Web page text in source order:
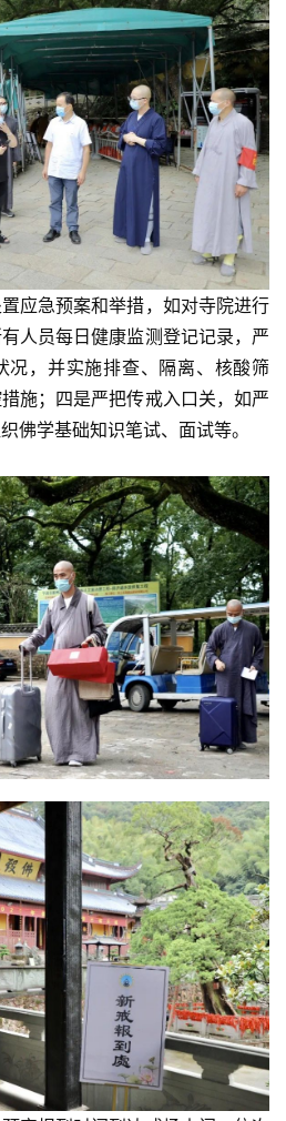
应急预案和举措，如对寺院进行
人员每日健康监测登记记录，严
况，并实施排查、隔离、核酸筛
施；四是严把传戒入口关，如严
佛学基础知识笔试、面试等。